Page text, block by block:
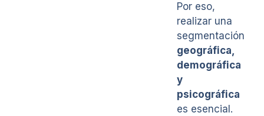
Por eso,
realizar una
segmentación
geográfica,
demográfica
y
psicográfica
es esencial.